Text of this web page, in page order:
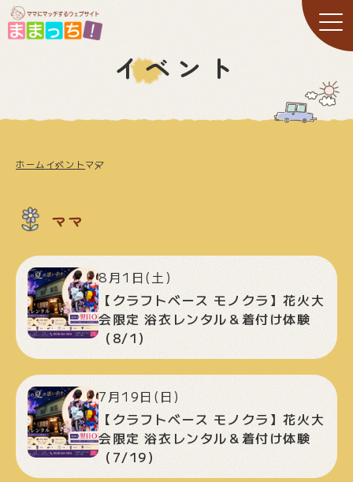
イベント
ホーム イベントママ
ママ
8月1日(土)
【クラフトベース モノクラ】花火大
会限定 浴衣レンタル＆着付け体験
（8/1）
7月19日(日)
【クラフトベース モノクラ】花火大
会限定 浴衣レンタル＆着付け体験
（7/19）